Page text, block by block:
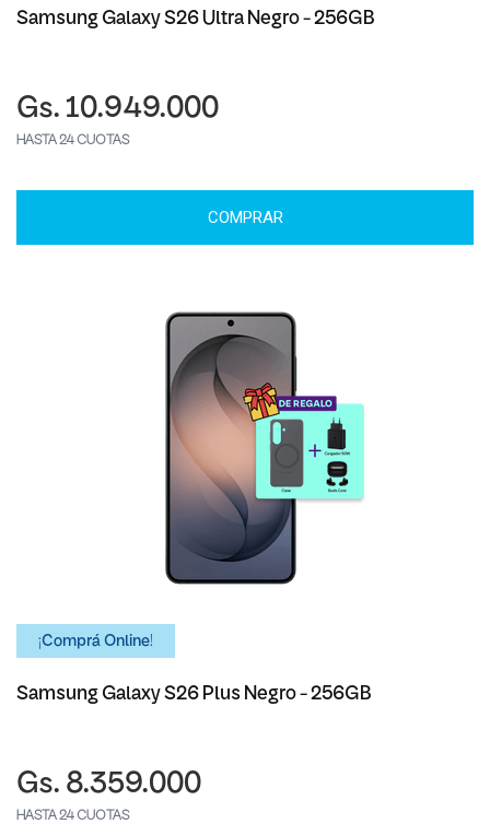
Samsung Galaxy S26 Ultra Negro - 256GB
Gs. 10.949.000
HASTA 24 CUOTAS
COMPRAR
¡Comprá Online!
Samsung Galaxy S26 Plus Negro - 256GB
Gs. 8.359.000
HASTA 24 CUOTAS